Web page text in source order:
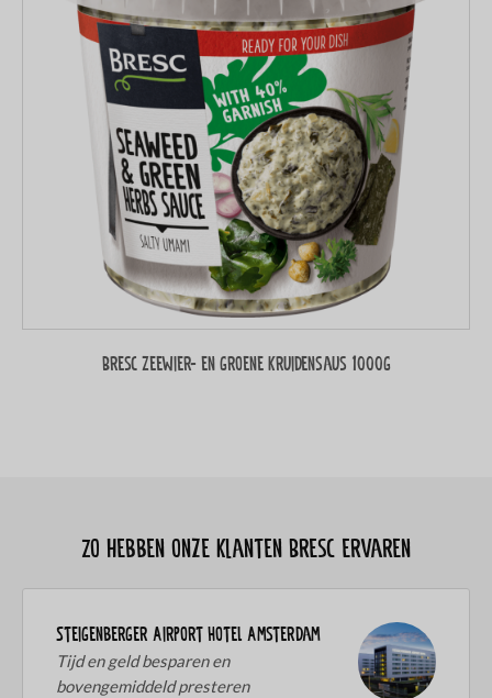
Bresc Zeewier- en groene kruidensaus 1000g
Zo hebben onze klanten Bresc ervaren
Steigenberger Airport Hotel Amsterdam
Tijd en geld besparen en
bovengemiddeld presteren